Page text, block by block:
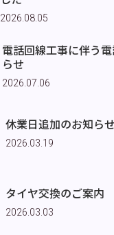
2026.08.05
電話回線工事に伴う
らせ
2026.07.06
休業日追加のお知らせ
2026.03.19
タイヤ交換のご案内
2026.03.03